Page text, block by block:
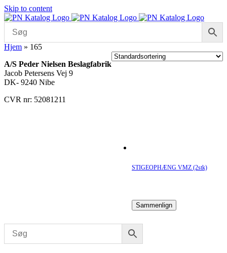
Skip to content
Hjem » 165
STIGEOPHÆNG VMZ (2stk)
Sammenlign
A/S Peder Nielsen Beslagfabrik
Jacob Petersens Vej 9
DK- 9240 Nibe
CVR nr: 52081211